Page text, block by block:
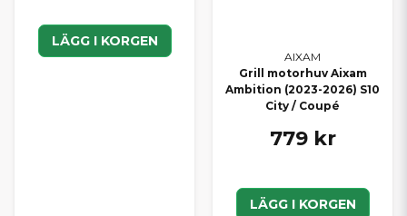
LÄGG I KORGEN
AIXAM
Grill motorhuv Aixam
Ambition (2023-2026) S10
City / Coupé
779 kr
LÄGG I KORGEN